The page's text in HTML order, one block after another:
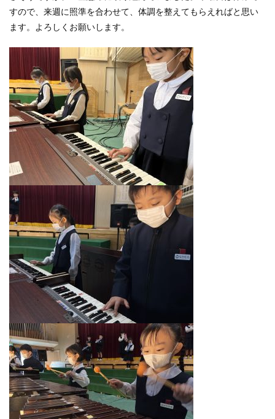
すので、来週に照準を合わせて、体調を整えてもらえればと思い
ます。よろしくお願いします。